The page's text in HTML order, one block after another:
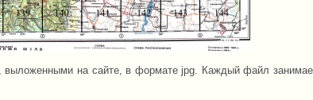
выложенными на сайте, в формате jpg. Каждый файл